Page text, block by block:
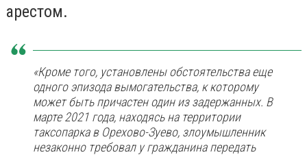
арестом.
«Кроме того, установлены обстоятельства еще
одного эпизода вымогательства, к которому
может быть причастен один из задержанных. В
марте 2021 года, находясь на территории
таксопарка в Орехово-Зуево, злоумышленник
незаконно требовал у гражданина передать